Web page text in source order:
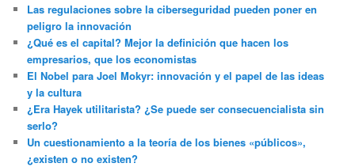
Las regulaciones sobre la ciberseguridad pueden poner en
peligro la innovación
¿Qué es el capital? Mejor la definición que hacen los
empresarios, que los economistas
El Nobel para Joel Mokyr: innovación y el papel de las ideas
y la cultura
¿Era Hayek utilitarista? ¿Se puede ser consecuencialista sin
serlo?
Un cuestionamiento a la teoría de los bienes «públicos»,
¿existen o no existen?